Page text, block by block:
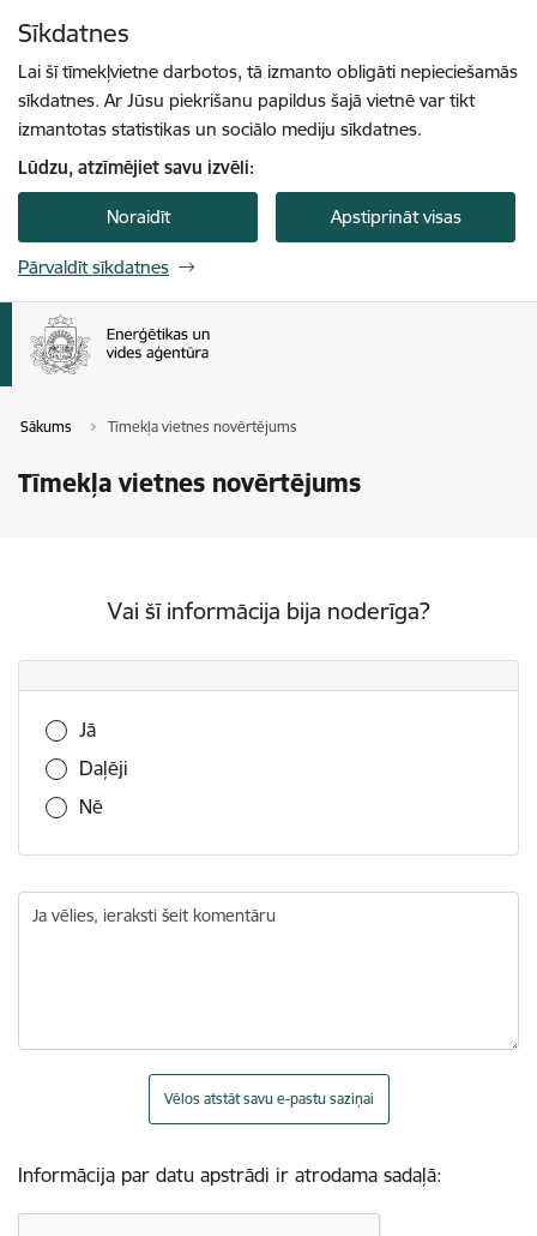
Sīkdatnes
Lai šī tīmekļvietne darbotos, tā izmanto obligāti nepieciešamās
sīkdatnes. Ar Jūsu piekrišanu papildus šajā vietnē var tikt
izmantotas statistikas un sociālo mediju sīkdatnes.
Lūdzu, atzīmējiet savu izvēli:
Noraidīt Apstiprināt visas
Pārvaldīt sīkdatnes
Sākums Tīmekļa vietnes novērtējums
Tīmekļa vietnes novērtējums
Vai šī informācija bija noderīga?
Vai šī informācija bija noderīga?
Jā
Daļēji
Nē
Ja vēlies, ieraksti šeit komentāru
Vēlos atstāt savu e-pastu saziņai
Informācija par datu apstrādi ir atrodama sadaļā: